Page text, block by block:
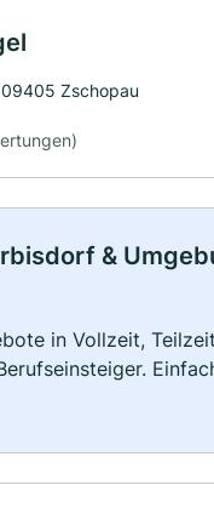
09405 Zschopau
&
in Vollzeit,